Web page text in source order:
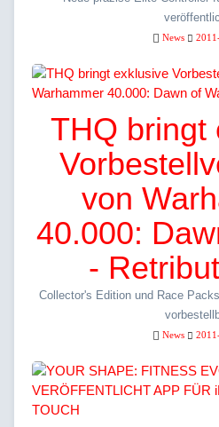
News
THQ bringt
von
40.000:
-
Collector's Edition und Race
News